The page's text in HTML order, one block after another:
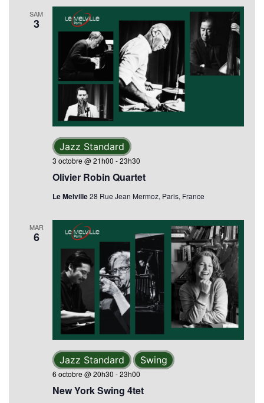
SAM
3
Olivier Robin Quartet
3 octobre @ 21h00 -23h30
Jazz Standard
Le Melville28 Rue Jean Mermoz, Paris, France
MAR
6
New York Swing 4tet
6 octobre @ 20h30 -23h00
Jazz Standard Swing